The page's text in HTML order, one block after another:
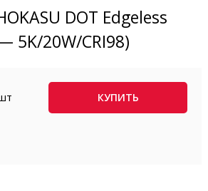
DOT Edgeless
5K/20W/CRI98)
КУПИТЬ